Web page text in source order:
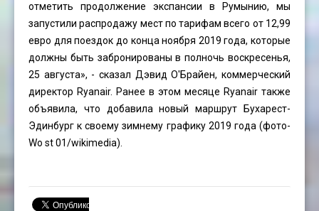
отметить продолжение экспансии в Румынию, мы
запустили распродажу мест по тарифам всего от 12,99
евро для поездок до конца ноября 2019 года, которые
должны быть забронированы в полночь воскресенья,
25 августа», - сказал Дэвид О'Брайен, коммерческий
директор Ryanair. Ранее в этом месяце Ryanair также
объявила, что добавила новый маршрут Бухарест-
Эдинбург к своему зимнему графику 2019 года (фото-
Wo st 01/wikimedia).